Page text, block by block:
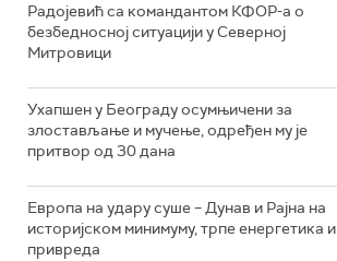
Радојевић са командантом КФОР-а о
безбедносној ситуацији у Северној
Митровици
Ухапшен у Београду осумњичени за
злостављање и мучење, одређен му је
притвор од 30 дана
Европа на удару суше – Дунав и Рајна на
историјском минимуму, трпе енергетика и
привреда